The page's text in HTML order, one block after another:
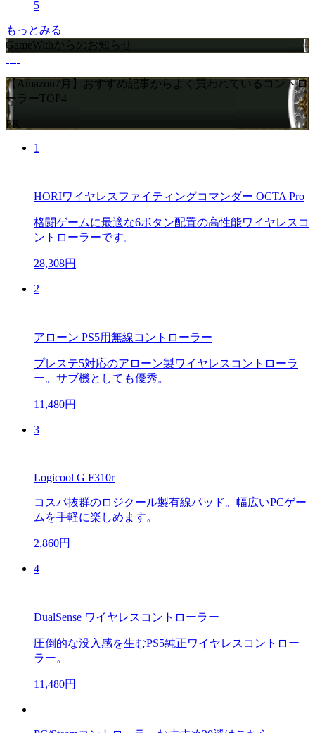
5
もっとみる
GameWithからのお知らせ
【Amazon7月】おすすめ記事からよく買われているコントロ
ーラーTOP4
PR
1
HORIワイヤレスファイティングコマンダー OCTA Pro
格闘ゲームに最適な6ボタン配置の高性能ワイヤレスコ
ントローラーです。
28,308円
2
アローン PS5用無線コントローラー
プレステ5対応のアローン製ワイヤレスコントローラ
ー。サブ機としても優秀。
11,480円
3
Logicool G F310r
コスパ抜群のロジクール製有線パッド。幅広いPCゲー
ムを手軽に楽しめます。
2,860円
4
DualSense ワイヤレスコントローラー
圧倒的な没入感を生むPS5純正ワイヤレスコントロー
ラー。
11,480円